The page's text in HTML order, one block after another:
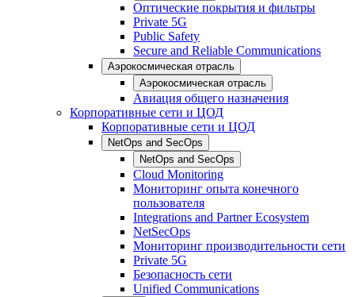
Оптические покрытия и фильтры
Private 5G
Public Safety
Secure and Reliable Communications
Аэрокосмическая отрасль
Аэрокосмическая отрасль
Авиация общего назначения
Корпоративные сети и ЦОД
Корпоративные сети и ЦОД
NetOps and SecOps
NetOps and SecOps
Cloud Monitoring
Мониторинг опыта конечного
пользователя
Integrations and Partner Ecosystem
NetSecOps
Мониторинг производительности сети
Private 5G
Безопасность сети
Unified Communications